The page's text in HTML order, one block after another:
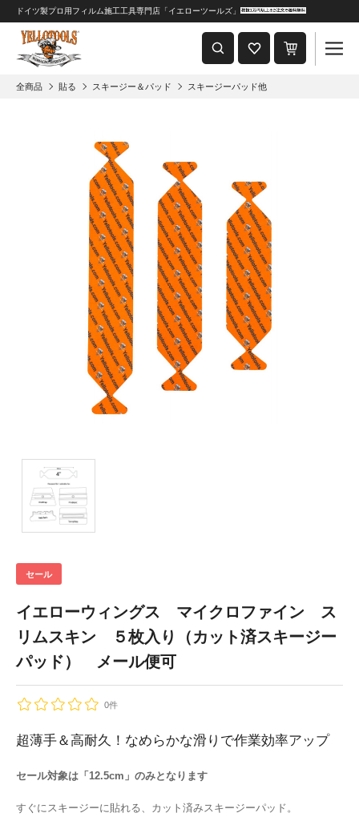
重要なおしらせ
2024年8月1日 価格改定につきまして
ドイツ製プロ用フィルム施工工具専門店「イエローツールズ」
全商品 貼る スキージー＆パッド スキージーパッド他
セール
イエローウィングス マイクロファイン ス
リムスキン ５枚入り（カット済スキージー
パッド） メール便可
0件
超薄手＆高耐久！なめらかな滑りで作業効率アップ
セール対象は「12.5cm」のみとなります
すぐにスキージーに貼れる、カット済みスキージーパッド。